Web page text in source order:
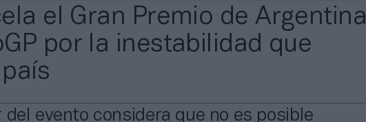
el Gran Premio de Argentina
por la inestabilidad que
del evento considera que no es posible